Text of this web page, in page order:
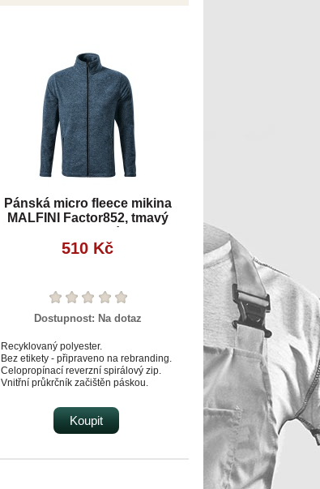
Pánská micro fleece mikina
MALFINI Factor852, tmavý
510 Kč
Dostupnost: Na dotaz
Recyklovaný polyester.
Bez etikety - připraveno na rebranding.
Celopropínací reverzní spirálový zip.
Vnitřní průkrčník začištěn páskou.
Dekorativní prošití.
Kontrastní prvky. Limitovaná edice.
Koupit